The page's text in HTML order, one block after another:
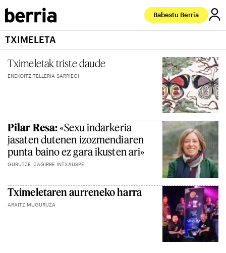
Babestu Berria
TXIMELETA
Tximeletak triste daude
ENEKOITZ TELLERIA SARRIEGI
Pilar Resa:«Sexu indarkeria
jasaten dutenen izozmendiaren
punta baino ez gara ikusten ari»
GURUTZE IZAGIRRE INTXAUSPE
Tximeletaren aurreneko harra
ARAITZ MUGURUZA